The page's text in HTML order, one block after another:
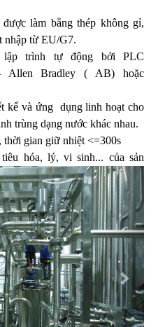
làm bằng thép không gỉ,
nhập từ EU/G7.
lập trình tự động bởi PLC
Allen Bradley ( AB) hoặc
kế và ứng dụng linh hoạt cho
trùng dạng nước khác nhau.
thời gian giữ nhiệt <=300s
hóa, lý, vi sinh... của sản
kế đạt đến 20m3/h
380v-50Hz
nhiệt riêng (nguồn hơi +
và đồ uống thanh trùng: sữa
sữa bắp, sữa bột, nước ép
Next